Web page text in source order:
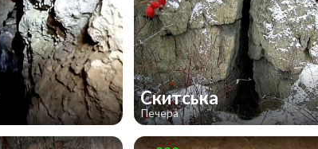
Скитська
Печера